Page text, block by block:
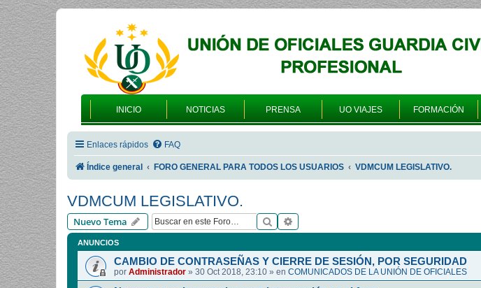
INICIO NOTICIAS PRENSA UO VIAJES FORMACIÓN
Enlaces rápidos FAQ
Índice general FORO GENERAL PARA TODOS LOS USUARIOS VDMCUM LEGISLATIVO.
VDMCUM LEGISLATIVO.
Nuevo Tema Buscar
ANUNCIOS
CAMBIO DE CONTRASEÑAS Y CIERRE DE SESIÓN, POR SEGURIDAD
por Administrador » 30 Oct 2018, 23:10 » en COMUNICADOS DE LA UNIÓN DE OFICIALES